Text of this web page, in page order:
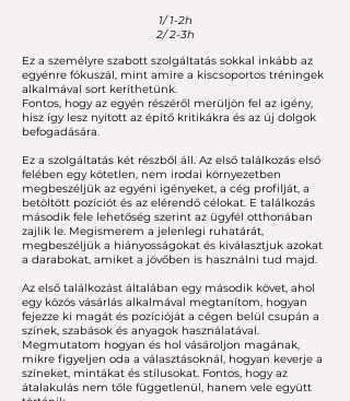
1/ 1-2h
2/ 2-3h
Ez a személyre szabott szolgáltatás sokkal inkább az
egyénre fókuszál, mint amire a kiscsoportos tréningek
alkalmával sort keríthetünk.
Fontos, hogy az egyén részéről merüljön fel az igény,
hisz így lesz nyitott az építő kritikákra és az új dolgok
befogadására.
Ez a szolgáltatás két részből áll. Az első találkozás első
felében egy kötetlen, nem irodai környezetben
megbeszéljük az egyéni igényeket, a cég profilját, a
betöltött pozíciót és az elérendő célokat. E találkozás
második fele lehetőség szerint az ügyfél otthonában
zajlik le. Megismerem a jelenlegi ruhatárát,
megbeszéljük a hiányosságokat és kiválasztjuk azokat
a darabokat, amiket a jövőben is használni tud majd.
Az első találkozást általában egy második követ, ahol
egy közös vásárlás alkalmával megtanítom, hogyan
fejezze ki magát és pozícióját a cégen belül csupán a
színek, szabások és anyagok használatával.
Megmutatom hogyan és hol vásároljon magának,
mikre figyeljen oda a választásoknál, hogyan keverje a
színeket, mintákat és stílusokat. Fontos, hogy az
átalakulás nem tőle függetlenül, hanem vele együtt